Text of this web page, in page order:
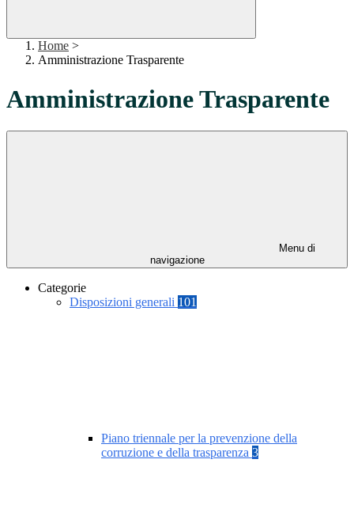
Home >
Amministrazione Trasparente
Amministrazione Trasparente
Menu di
navigazione
Categorie
Disposizioni generali 101
Piano triennale per la prevenzione della
corruzione e della trasparenza 3